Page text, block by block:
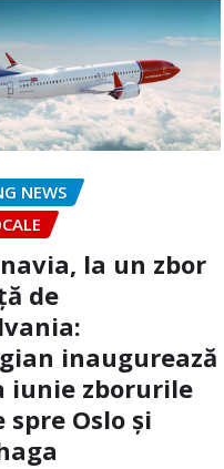
NEWS
la un zbor
de
inaugurează
iunie zborurile
spre Oslo și